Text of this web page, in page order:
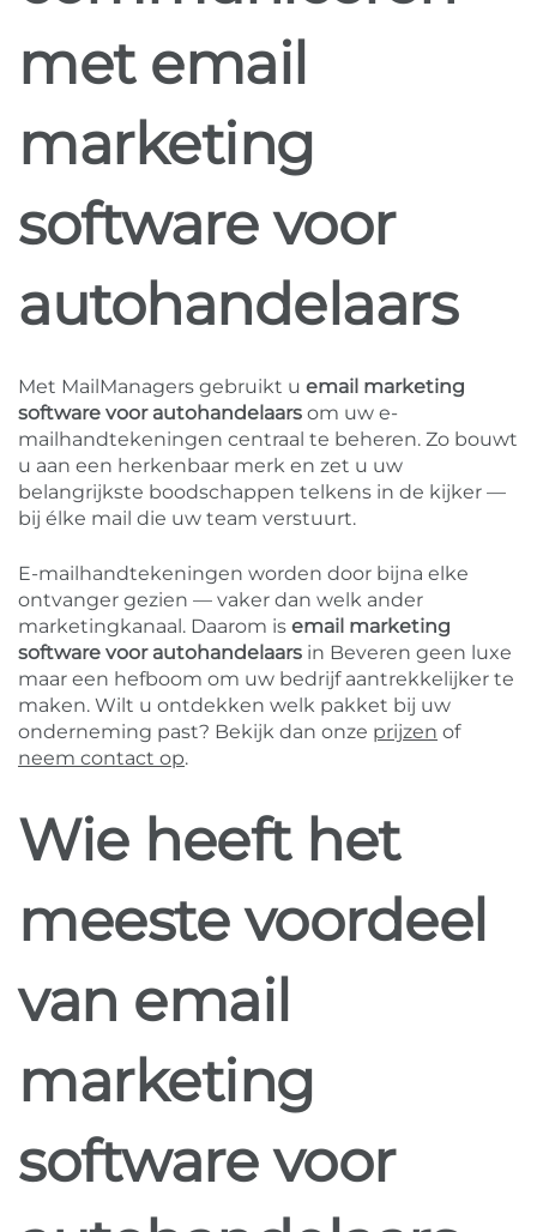
met email
marketing
software voor
autohandelaars
Met MailManagers gebruikt u email marketing
software voor autohandelaars om uw e-
mailhandtekeningen centraal te beheren. Zo bouwt
u aan een herkenbaar merk en zet u uw
belangrijkste boodschappen telkens in de kijker —
bij élke mail die uw team verstuurt.
E-mailhandtekeningen worden door bijna elke
ontvanger gezien — vaker dan welk ander
marketingkanaal. Daarom is email marketing
software voor autohandelaars in Beveren geen luxe
maar een hefboom om uw bedrijf aantrekkelijker te
maken. Wilt u ontdekken welk pakket bij uw
onderneming past? Bekijk dan onze prijzen of
neem contact op.
Wie heeft het
meeste voordeel
van email
marketing
software voor